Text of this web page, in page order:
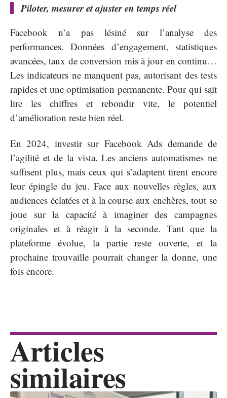
Piloter, mesurer et ajuster en temps réel
Facebook n’a pas lésiné sur l’analyse des
performances. Données d’engagement, statistiques
avancées, taux de conversion mis à jour en continu…
Les indicateurs ne manquent pas, autorisant des tests
rapides et une optimisation permanente. Pour qui sait
lire les chiffres et rebondir vite, le potentiel
d’amélioration reste bien réel.
En 2024, investir sur Facebook Ads demande de
l’agilité et de la vista. Les anciens automatismes ne
suffisent plus, mais ceux qui s’adaptent tirent encore
leur épingle du jeu. Face aux nouvelles règles, aux
audiences éclatées et à la course aux enchères, tout se
joue sur la capacité à imaginer des campagnes
originales et à réagir à la seconde. Tant que la
plateforme évolue, la partie reste ouverte, et la
prochaine trouvaille pourrait changer la donne, une
fois encore.
Articles
similaires